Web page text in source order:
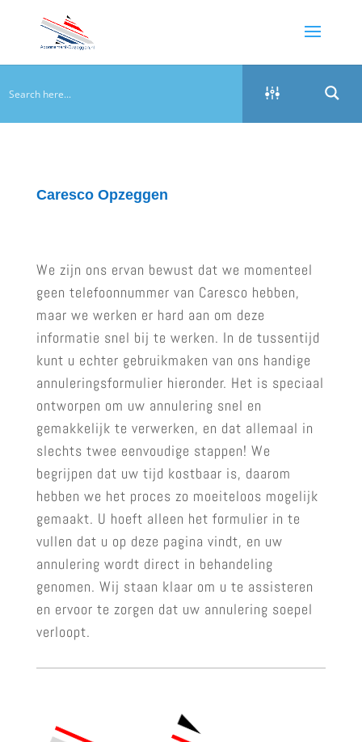
Caresco Opzeggen
We zijn ons ervan bewust dat we momenteel
geen telefoonnummer van Caresco hebben,
maar we werken er hard aan om deze
informatie snel bij te werken. In de tussentijd
kunt u echter gebruikmaken van ons handige
annuleringsformulier hieronder. Het is speciaal
ontworpen om uw annulering snel en
gemakkelijk te verwerken, en dat allemaal in
slechts twee eenvoudige stappen! We
begrijpen dat uw tijd kostbaar is, daarom
hebben we het proces zo moeiteloos mogelijk
gemaakt. U hoeft alleen het formulier in te
vullen dat u op deze pagina vindt, en uw
annulering wordt direct in behandeling
genomen. Wij staan klaar om u te assisteren
en ervoor te zorgen dat uw annulering soepel
verloopt.